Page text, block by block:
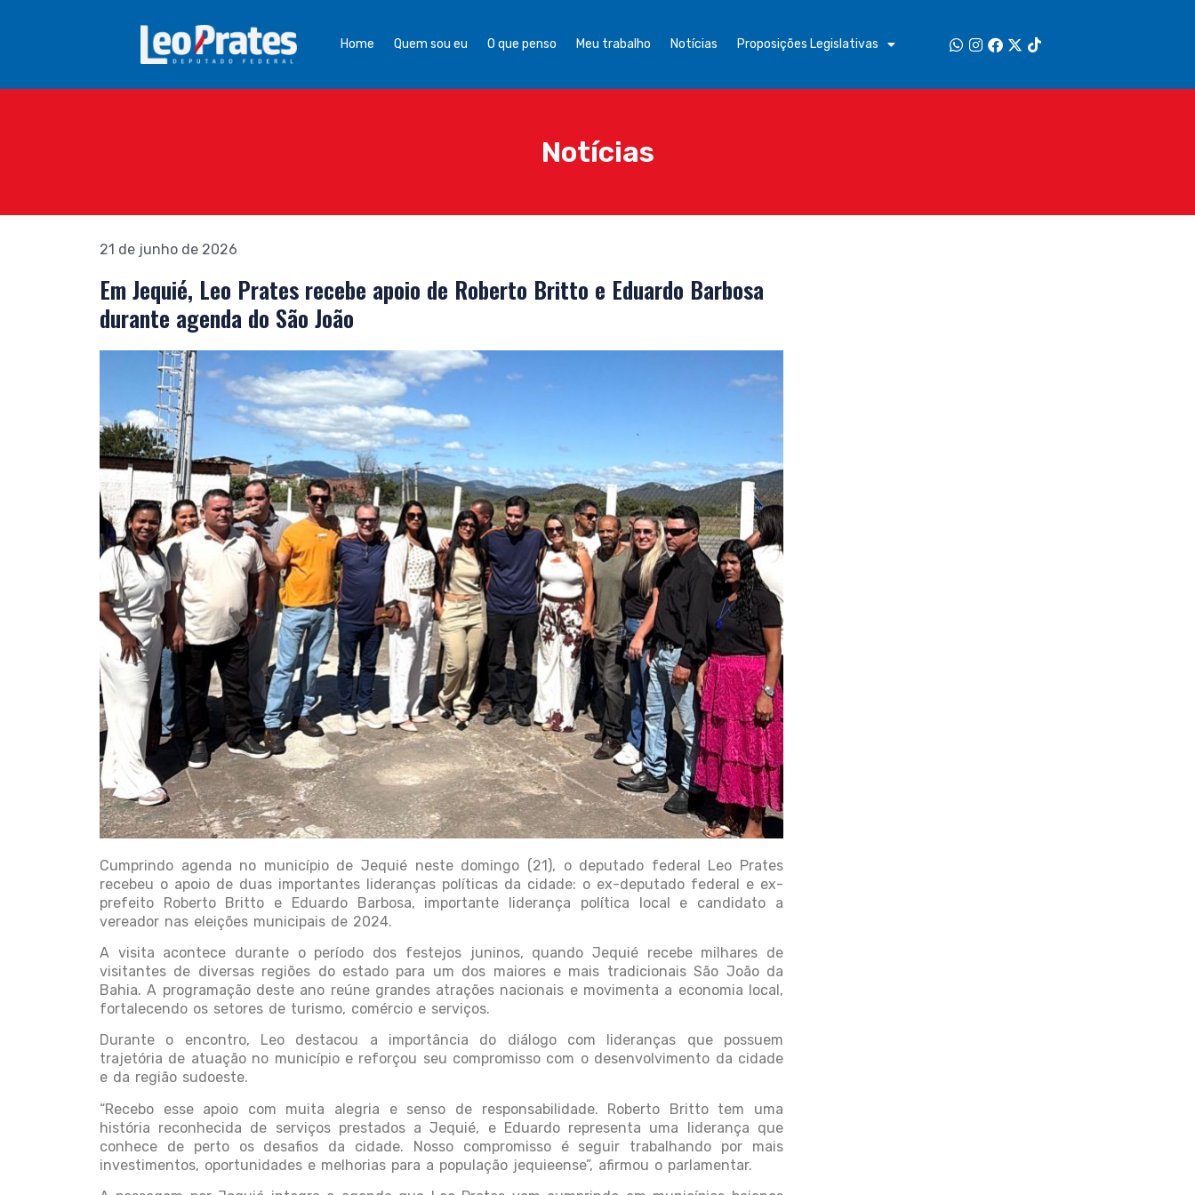
Home Quem sou eu O que penso Meu trabalho Notícias Proposições Legislativas
Notícias
21 de junho de 2026
Em Jequié, Leo Prates recebe apoio de Roberto Britto e Eduardo Barbosa
durante agenda do São João
Cumprindo agenda no município de Jequié neste domingo (21), o deputado federal Leo Prates
recebeu o apoio de duas importantes lideranças políticas da cidade: o ex-deputado federal e ex-
prefeito Roberto Britto e Eduardo Barbosa, importante liderança política local e candidato a
vereador nas eleições municipais de 2024.
A visita acontece durante o período dos festejos juninos, quando Jequié recebe milhares de
visitantes de diversas regiões do estado para um dos maiores e mais tradicionais São João da
Bahia. A programação deste ano reúne grandes atrações nacionais e movimenta a economia local,
fortalecendo os setores de turismo, comércio e serviços.
Durante o encontro, Leo destacou a importância do diálogo com lideranças que possuem
trajetória de atuação no município e reforçou seu compromisso com o desenvolvimento da cidade
e da região sudoeste.
“Recebo esse apoio com muita alegria e senso de responsabilidade. Roberto Britto tem uma
história reconhecida de serviços prestados a Jequié, e Eduardo representa uma liderança que
conhece de perto os desafios da cidade. Nosso compromisso é seguir trabalhando por mais
investimentos, oportunidades e melhorias para a população jequieense”, afirmou o parlamentar.